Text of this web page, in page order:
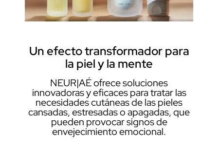
Un efecto transformador para
la piel y la mente
NEUR|AÉ ofrece soluciones
innovadoras y eficaces para tratar las
necesidades cutáneas de las pieles
cansadas, estresadas o apagadas, que
pueden provocar signos de
envejecimiento emocional.